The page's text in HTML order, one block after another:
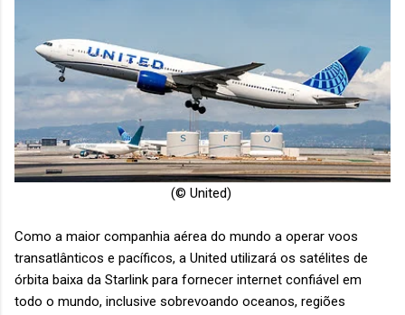
(© United)
Como a maior companhia aérea do mundo a operar voos
transatlânticos e pacíficos, a United utilizará os satélites de
órbita baixa da Starlink para fornecer internet confiável em
todo o mundo, inclusive sobrevoando oceanos, regiões